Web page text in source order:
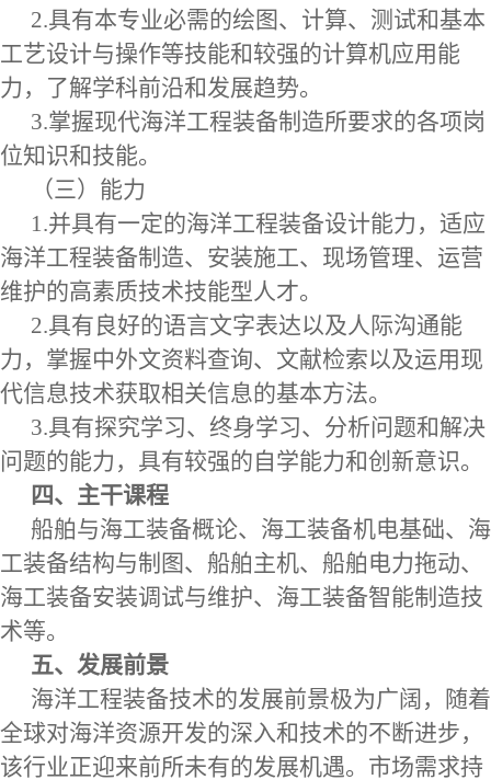
2.具有本专业必需的绘图、计算、测试和基本
工艺设计与操作等技能和较强的计算机应用能
力，了解学科前沿和发展趋势。
3.掌握现代海洋工程装备制造所要求的各项岗
位知识和技能。
（三）能力
1.并具有一定的海洋工程装备设计能力，适应
海洋工程装备制造、安装施工、现场管理、运营
维护的高素质技术技能型人才。
2.具有良好的语言文字表达以及人际沟通能
力，掌握中外文资料查询、文献检索以及运用现
代信息技术获取相关信息的基本方法。
3.具有探究学习、终身学习、分析问题和解决
问题的能力，具有较强的自学能力和创新意识。
四、主干课程
船舶与海工装备概论、海工装备机电基础、海
工装备结构与制图、船舶主机、船舶电力拖动、
海工装备安装调试与维护、海工装备智能制造技
术等。
五、发展前景
海洋工程装备技术的发展前景极为广阔，随着
全球对海洋资源开发的深入和技术的不断进步，
该行业正迎来前所未有的发展机遇。市场需求持